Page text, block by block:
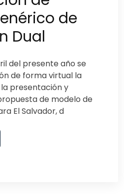
de
Dual
del presente año se
de forma virtual la
presentación y
de modelo de
El Salvador, d